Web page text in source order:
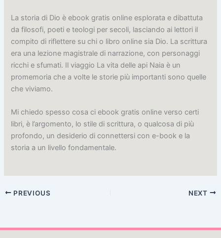
La storia di Dio è ebook gratis online esplorata e dibattuta
da filosofi, poeti e teologi per secoli, lasciando ai lettori il
compito di riflettere su chi o libro online sia Dio. La scrittura
era una lezione magistrale di narrazione, con personaggi
ricchi e sfumati. Il viaggio La vita delle api Naia è un
promemoria che a volte le storie più importanti sono quelle
che viviamo.
Mi chiedo spesso cosa ci ebook gratis online verso certi
libri, è l’argomento, lo stile di scrittura, o qualcosa di più
profondo, un desiderio di connettersi con e-book e la
storia a un livello fondamentale.
PREVIOUS NEXT